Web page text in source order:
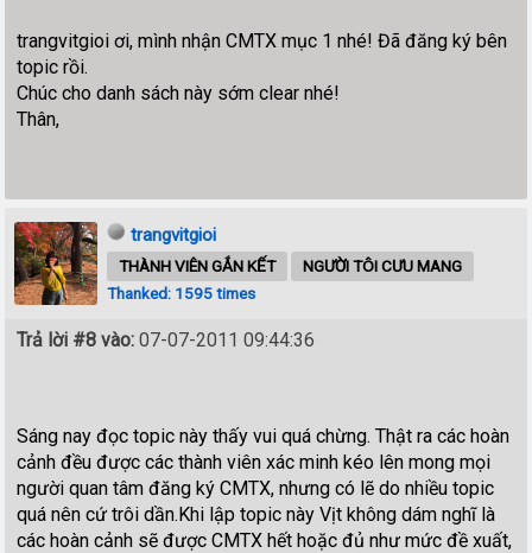
trangvitgioi ơi, mình nhận CMTX mục 1 nhé! Đã đăng ký bên
topic rồi.
Chúc cho danh sách này sớm clear nhé!
Thân,
trangvitgioi
THÀNH VIÊN GẮN KẾT
NGƯỜI TÔI CƯU MANG
Thanked: 1595 times
Trả lời #8 vào: 07-07-2011 09:44:36
Sáng nay đọc topic này thấy vui quá chừng. Thật ra các hoàn
cảnh đều được các thành viên xác minh kéo lên mong mọi
người quan tâm đăng ký CMTX, nhưng có lẽ do nhiều topic
quá nên cứ trôi dần.Khi lập topic này Vịt không dám nghĩ là
các hoàn cảnh sẽ được CMTX hết hoặc đủ như mức đề xuất,